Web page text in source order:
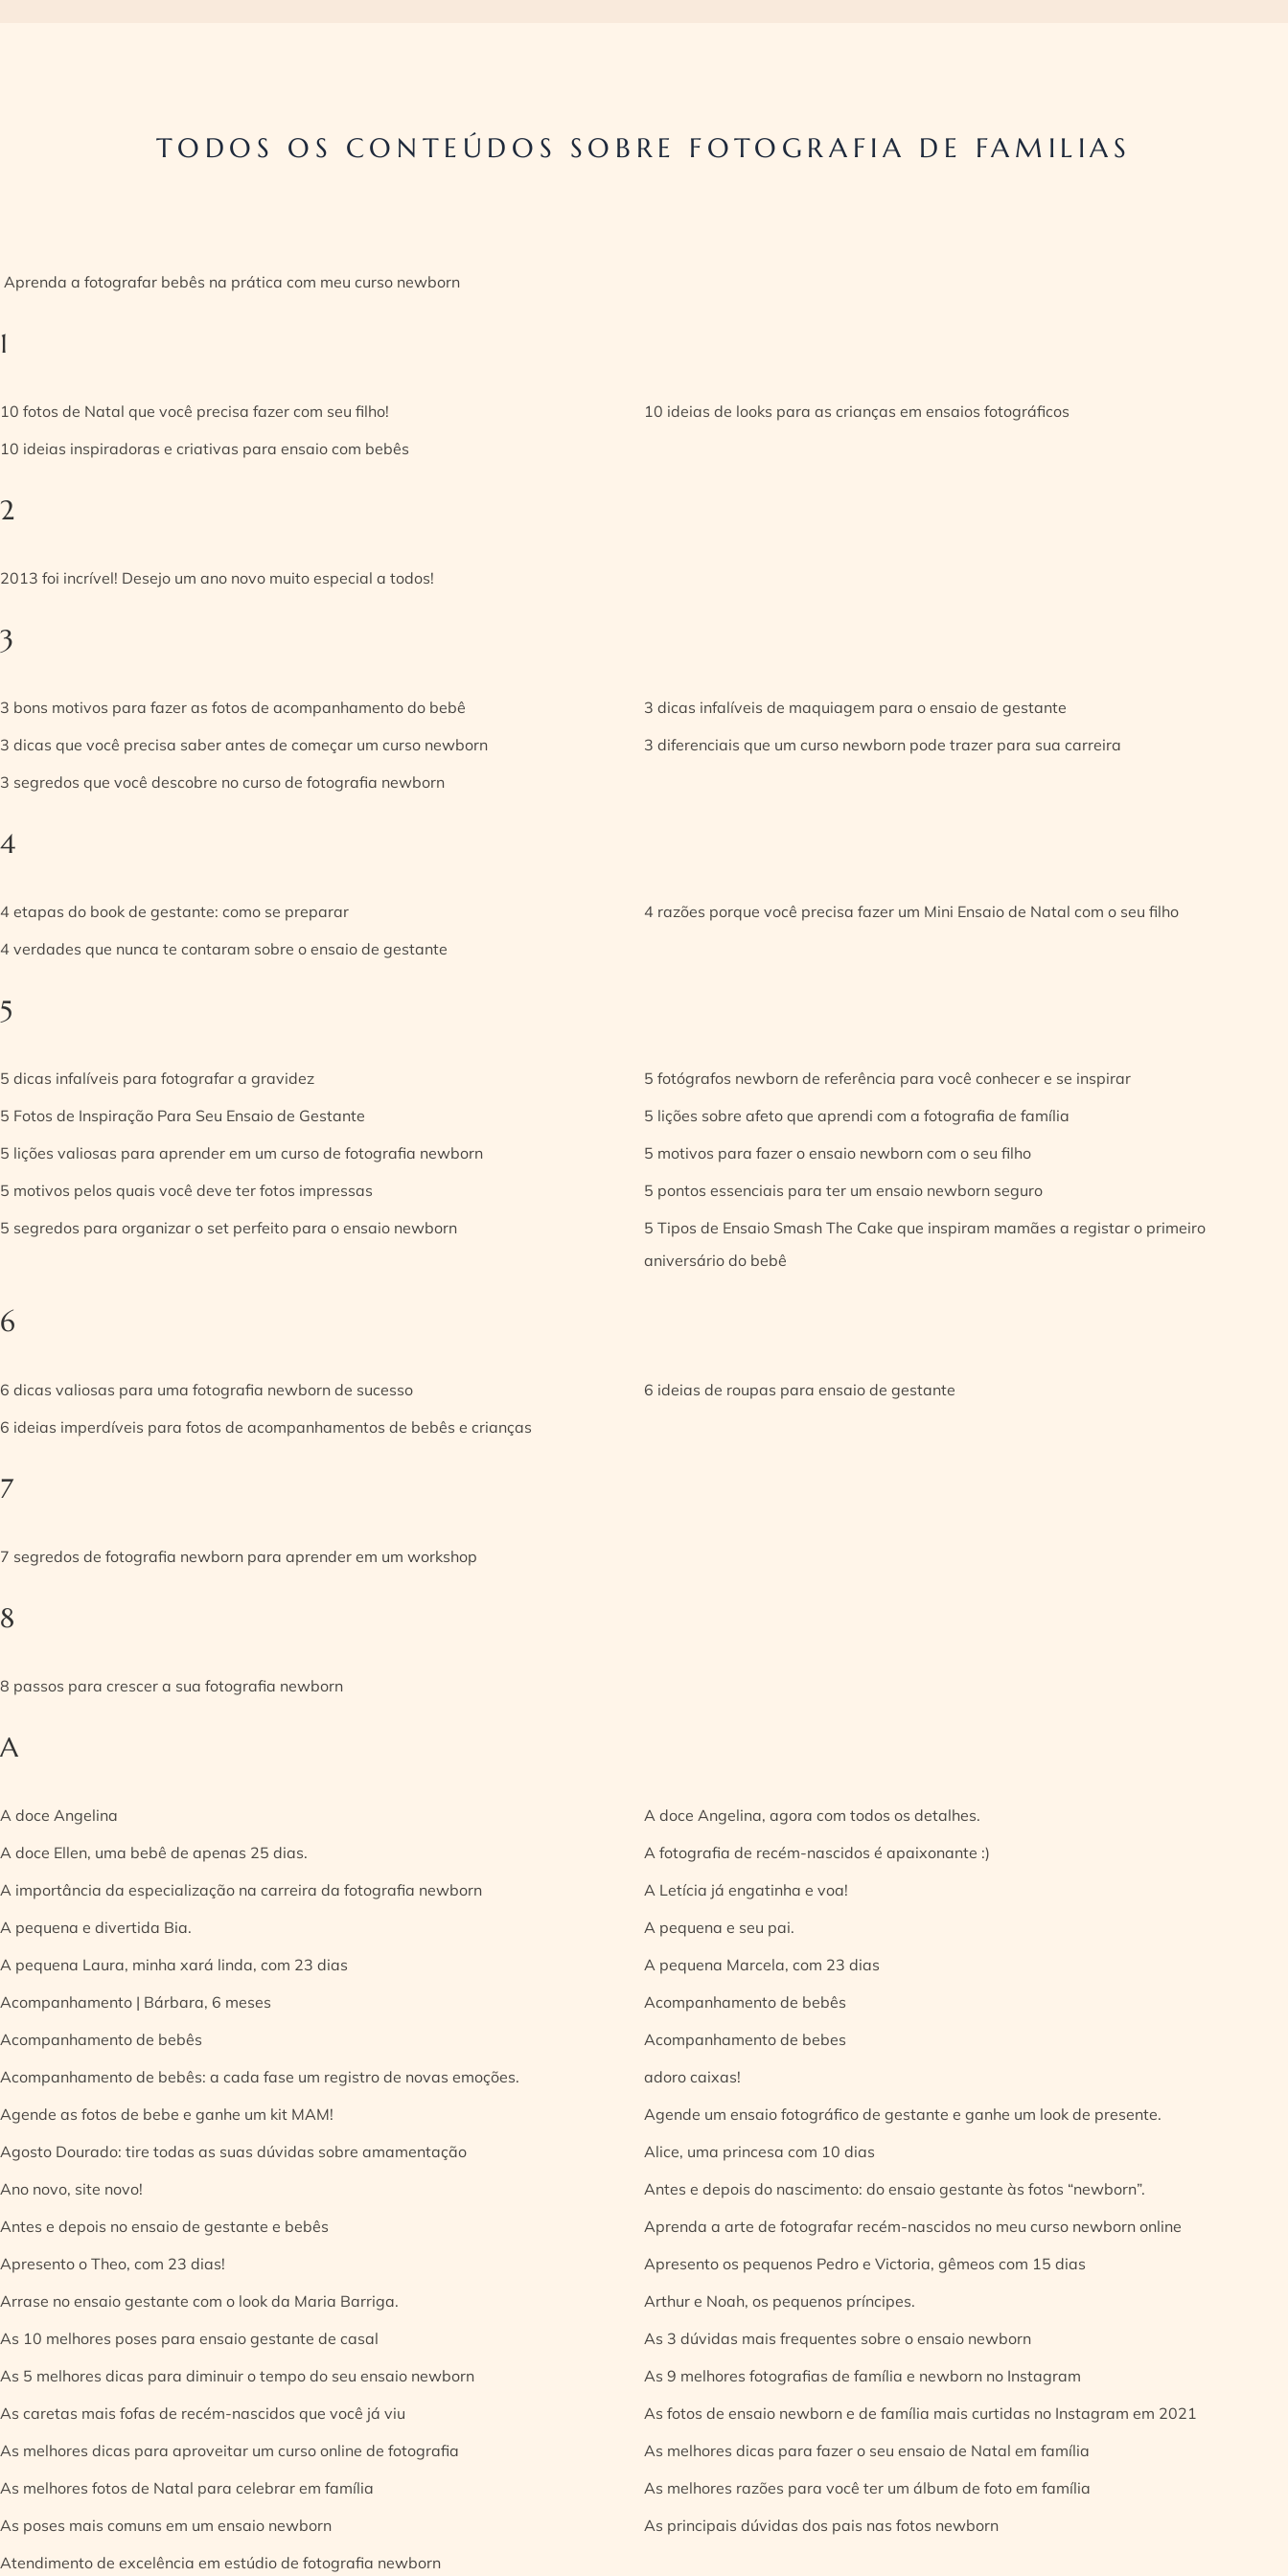
TODOS OS CONTEÚDOS SOBRE FOTOGRAFIA DE FAMILIAS
Aprenda a fotografar bebês na prática com meu curso newborn
1
10 fotos de Natal que você precisa fazer com seu filho!
10 ideias de looks para as crianças em ensaios fotográficos
10 ideias inspiradoras e criativas para ensaio com bebês
2
2013 foi incrível! Desejo um ano novo muito especial a todos!
3
3 bons motivos para fazer as fotos de acompanhamento do bebê
3 dicas infalíveis de maquiagem para o ensaio de gestante
3 dicas que você precisa saber antes de começar um curso newborn
3 diferenciais que um curso newborn pode trazer para sua carreira
3 segredos que você descobre no curso de fotografia newborn
4
4 etapas do book de gestante: como se preparar
4 razões porque você precisa fazer um Mini Ensaio de Natal com o seu filho
4 verdades que nunca te contaram sobre o ensaio de gestante
5
5 dicas infalíveis para fotografar a gravidez
5 fotógrafos newborn de referência para você conhecer e se inspirar
5 Fotos de Inspiração Para Seu Ensaio de Gestante
5 lições sobre afeto que aprendi com a fotografia de família
5 lições valiosas para aprender em um curso de fotografia newborn
5 motivos para fazer o ensaio newborn com o seu filho
5 motivos pelos quais você deve ter fotos impressas
5 pontos essenciais para ter um ensaio newborn seguro
5 segredos para organizar o set perfeito para o ensaio newborn
5 Tipos de Ensaio Smash The Cake que inspiram mamães a registar o primeiro
aniversário do bebê
6
6 dicas valiosas para uma fotografia newborn de sucesso
6 ideias de roupas para ensaio de gestante
6 ideias imperdíveis para fotos de acompanhamentos de bebês e crianças
7
7 segredos de fotografia newborn para aprender em um workshop
8
8 passos para crescer a sua fotografia newborn
A
A doce Angelina
A doce Angelina, agora com todos os detalhes.
A doce Ellen, uma bebê de apenas 25 dias.
A fotografia de recém-nascidos é apaixonante :)
A importância da especialização na carreira da fotografia newborn
A Letícia já engatinha e voa!
A pequena e divertida Bia.
A pequena e seu pai.
A pequena Laura, minha xará linda, com 23 dias
A pequena Marcela, com 23 dias
Acompanhamento | Bárbara, 6 meses
Acompanhamento de bebês
Acompanhamento de bebês
Acompanhamento de bebes
Acompanhamento de bebês: a cada fase um registro de novas emoções.
adoro caixas!
Agende as fotos de bebe e ganhe um kit MAM!
Agende um ensaio fotográfico de gestante e ganhe um look de presente.
Agosto Dourado: tire todas as suas dúvidas sobre amamentação
Alice, uma princesa com 10 dias
Ano novo, site novo!
Antes e depois do nascimento: do ensaio gestante às fotos “newborn”.
Antes e depois no ensaio de gestante e bebês
Aprenda a arte de fotografar recém-nascidos no meu curso newborn online
Apresento o Theo, com 23 dias!
Apresento os pequenos Pedro e Victoria, gêmeos com 15 dias
Arrase no ensaio gestante com o look da Maria Barriga.
Arthur e Noah, os pequenos príncipes.
As 10 melhores poses para ensaio gestante de casal
As 3 dúvidas mais frequentes sobre o ensaio newborn
As 5 melhores dicas para diminuir o tempo do seu ensaio newborn
As 9 melhores fotografias de família e newborn no Instagram
As caretas mais fofas de recém-nascidos que você já viu
As fotos de ensaio newborn e de família mais curtidas no Instagram em 2021
As melhores dicas para aproveitar um curso online de fotografia
As melhores dicas para fazer o seu ensaio de Natal em família
As melhores fotos de Natal para celebrar em família
As melhores razões para você ter um álbum de foto em família
As poses mais comuns em um ensaio newborn
As principais dúvidas dos pais nas fotos newborn
Atendimento de excelência em estúdio de fotografia newborn